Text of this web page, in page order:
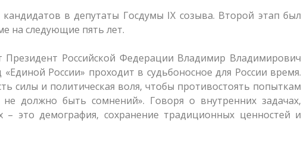
в депутаты Госдумы IX созыва. Второй этап был
на следующие пять лет.
Президент Российской Федерации Владимир Владимирович
России» проходит в судьбоносное для России время.
силы и политическая воля, чтобы противостоять попыткам
должно быть сомнений». Говоря о внутренних задачах,
это демография, сохранение традиционных ценностей и